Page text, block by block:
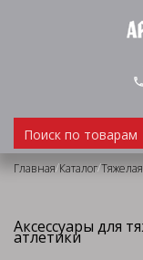
Главная/Каталог/
Аксессуары для
атлетики